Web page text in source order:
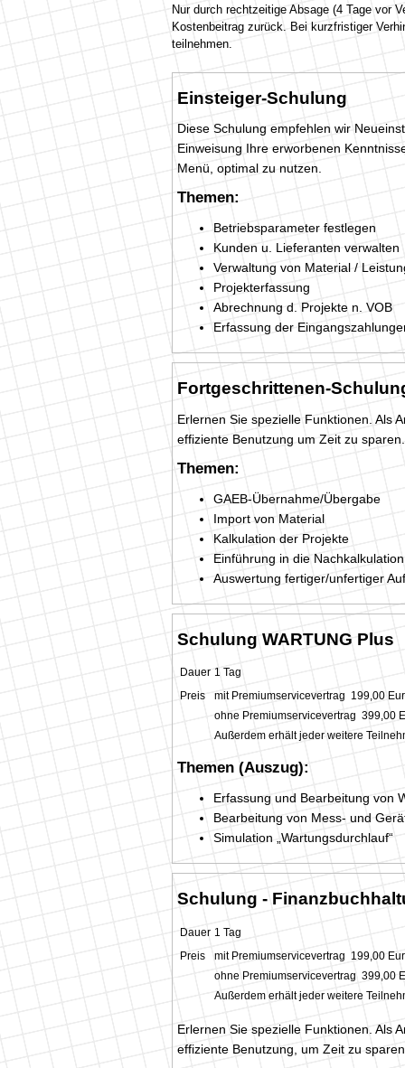
Nur durch rechtzeitige Absage (4 Tage vor
Kostenbeitrag zurück. Bei kurzfristiger
teilnehmen.
Einsteiger-Schulung
Diese Schulung empfehlen wir
Einweisung Ihre erworbenen
Menü, optimal zu nutzen.
Themen:
Betriebsparameter festlegen
Kunden u. Lieferanten verwalten
Verwaltung von Material /
Projekterfassung
Abrechnung d. Projekte n. VOB
Erfassung der
Fortgeschrittenen-
Erlernen Sie spezielle Funktionen. Als
effiziente Benutzung um Zeit zu sparen.
Themen:
GAEB-Übernahme/Übergabe
Import von Material
Kalkulation der Projekte
Einführung in die Nachkalkulation
Auswertung fertiger/unfertiger
Schulung WARTUNG Plus
Dauer 1 Tag
Preis
mit Premiumservicevertrag 199,00
ohne Premiumservicevertrag 399,00
Außerdem erhält jeder weitere
Themen (Auszug):
Erfassung und Bearbeitung von
Bearbeitung von Mess- und
Simulation „Wartungsdurchlauf“
Schulung -
Dauer 1 Tag
Preis
mit Premiumservicevertrag 199,00
ohne Premiumservicevertrag 399,00
Außerdem erhält jeder weitere
Erlernen Sie spezielle Funktionen. Als
effiziente Benutzung, um Zeit zu